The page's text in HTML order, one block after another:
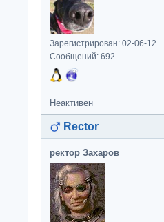
Зарегистрирован: 02-06-12
Сообщений: 692
Неактивен
Rector
ректор Захаров